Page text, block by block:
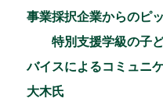
事業採択企業からのピ
特別支援学級の子ど
バイスによるコミュニ
大木氏